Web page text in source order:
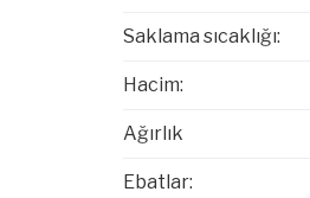
Saklama sıcaklığı:
Hacim:
Ağırlık
Ebatlar: